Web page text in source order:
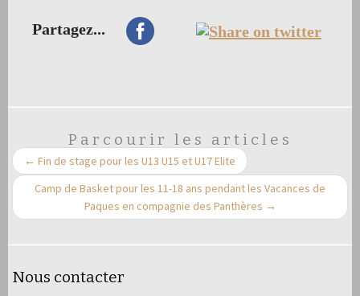
Partagez...
Parcourir les articles
← Fin de stage pour les U13 U15 et U17 Elite
Camp de Basket pour les 11-18 ans pendant les Vacances de
Paques en compagnie des Panthères →
Nous contacter